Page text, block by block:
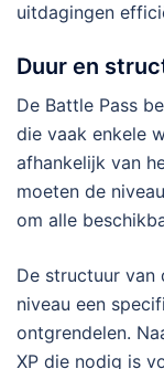
uitdagingen
Duur en
De Battle Pass
die vaak enkele
afhankelijk van
moeten de
om alle
De structuur van
niveau een
ontgrendelen.
XP die nodig is